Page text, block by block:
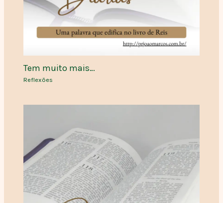
Tem muito mais…
Reflexões